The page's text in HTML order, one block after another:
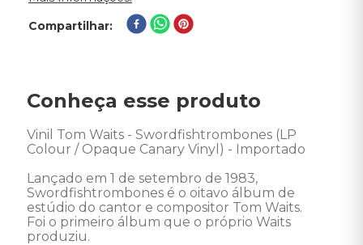
Compartilhar
Conheça esse produto
Vinil Tom Waits - Swordfishtrombones (LP
Colour / Opaque Canary Vinyl) - Importado
Lançado em 1 de setembro de 1983,
Swordfishtrombones é o oitavo álbum de
estúdio do cantor e compositor Tom Waits.
Foi o primeiro álbum que o próprio Waits
produziu.